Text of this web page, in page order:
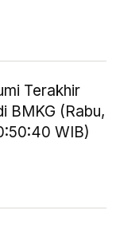
Terakhir
BMKG (Rabu,
WIB)